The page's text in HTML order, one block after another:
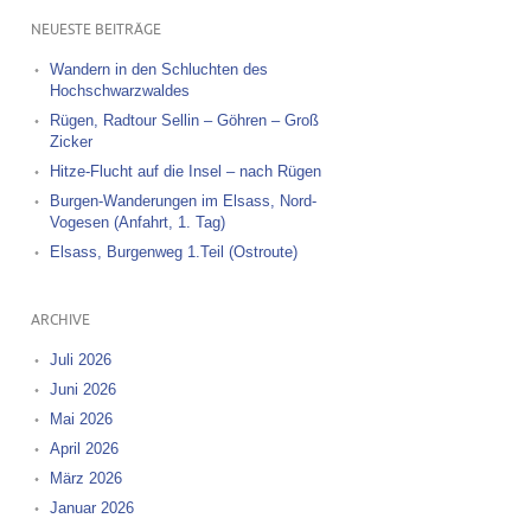
NEUESTE BEITRÄGE
Wandern in den Schluchten des
Hochschwarzwaldes
Rügen, Radtour Sellin – Göhren – Groß
Zicker
Hitze-Flucht auf die Insel – nach Rügen
Burgen-Wanderungen im Elsass, Nord-
Vogesen (Anfahrt, 1. Tag)
Elsass, Burgenweg 1.Teil (Ostroute)
ARCHIVE
Juli 2026
Juni 2026
Mai 2026
April 2026
März 2026
Januar 2026